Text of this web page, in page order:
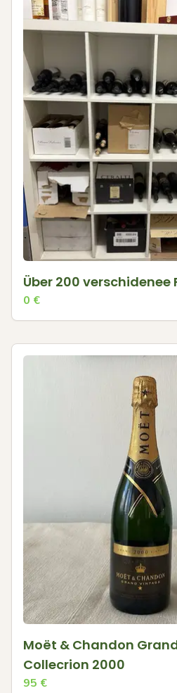
Über 200 verschidenee
0 €
Moët & Chandon
Collecrion 2000
95 €